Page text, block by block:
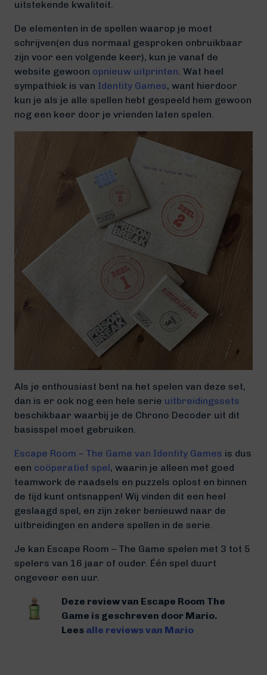
uitstekende kwaliteit.
De elementen in de spellen waarop je moet
schrijven(en dus normaal gesproken onbruikbaar
zijn voor een volgende keer), kun je vanaf de
website gewoon opnieuw uitprinten. Wat heel
sympathiek is van Identity Games, want hierdoor
kun je als je alle spellen hebt gespeeld hem gewoon
nog een keer door je vrienden laten spelen.
Als je enthousiast bent na het spelen van deze set,
dan is er ook nog een hele serie uitbreidingssets
beschikbaar waarbij je de Chrono Decoder uit dit
basisspel moet gebruiken.
Escape Room – The Game van Identity Games is dus
een coöperatief spel, waarin je alleen met goed
teamwork de raadsels en puzzels oplost en binnen
de tijd kunt ontsnappen! Wij vinden dit een heel
geslaagd spel, en zijn zeker benieuwd naar de
uitbreidingen en andere spellen in de serie.
Je kan Escape Room – The Game spelen met 3 tot 5
spelers van 16 jaar of ouder. Één spel duurt
ongeveer een uur.
Deze review van Escape Room The
Game is geschreven door Mario.
Lees alle reviews van Mario